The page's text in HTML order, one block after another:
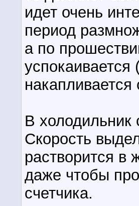
идет очень
период
а по
успокаивается
В холодильник
Скорость
растворится в
даже чтобы
счетчика.